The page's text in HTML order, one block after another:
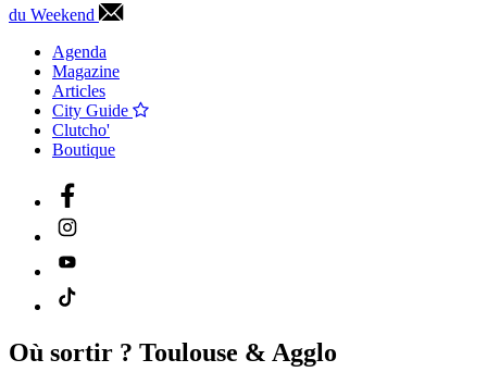
du Weekend
Agenda
Magazine
Articles
City Guide
Clutcho'
Boutique
Où sortir ? Toulouse & Agglo